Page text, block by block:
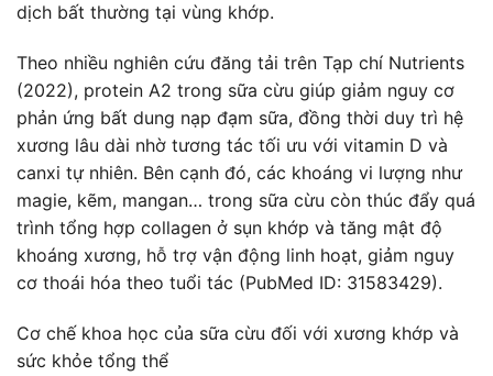
dịch bất thường tại vùng khớp.
Theo nhiều nghiên cứu đăng tải trên Tạp chí Nutrients
(2022), protein A2 trong sữa cừu giúp giảm nguy cơ
phản ứng bất dung nạp đạm sữa, đồng thời duy trì hệ
xương lâu dài nhờ tương tác tối ưu với vitamin D và
canxi tự nhiên. Bên cạnh đó, các khoáng vi lượng như
magie, kẽm, mangan… trong sữa cừu còn thúc đẩy quá
trình tổng hợp collagen ở sụn khớp và tăng mật độ
khoáng xương, hỗ trợ vận động linh hoạt, giảm nguy
cơ thoái hóa theo tuổi tác (PubMed ID: 31583429).
Cơ chế khoa học của sữa cừu đối với xương khớp và
sức khỏe tổng thể